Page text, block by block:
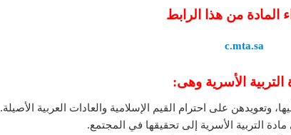
المادة من هذا الرابط
c.mta.sa
الأسرية وهى:
وتعويدهن على احترام القيم الإسلامية والعادات العربية الأصيلة.
التربية الأسرية إلى تحقيقها في المجتمع.